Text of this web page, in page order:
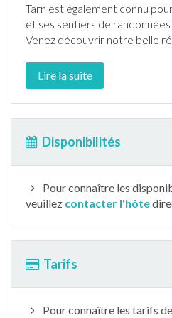
Tarn est également connu
et ses sentiers de randonnée
Venez découvrir notre belle
Lire la suite
Disponibilités
Pour connaître les
veuillez contacter l'hôte
Tarifs
Pour connaître les tarifs